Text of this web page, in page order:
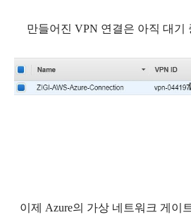
만들어진 VPN 연결은 아직 대
이제 Azure의 가상 네트워크 게이